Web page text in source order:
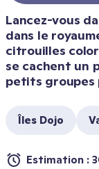
Lancez-vous
dans le
citrouilles
se cachent un
petits groupes
Îles Dojo
Estimation :